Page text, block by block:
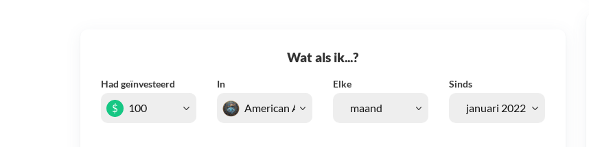
Wat als ik...?
Had geïnvesteerd In Elke Sinds
$